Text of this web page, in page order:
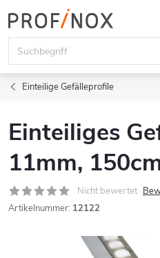
Inhalt
springen
Einteilige Gefälleprofile
Einteiliges
11mm,
Nicht bewertet
Artikelnummer: 12122